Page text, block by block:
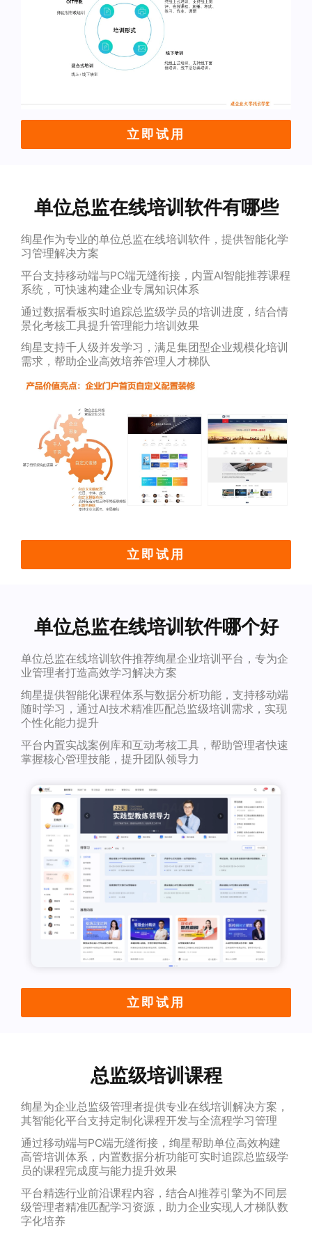
立即试用
单位总监在线培训软件有哪些
绚星作为专业的单位总监在线培训软件，提供智能化学
习管理解决方案
平台支持移动端与PC端无缝衔接，内置AI智能推荐课程
系统，可快速构建企业专属知识体系
通过数据看板实时追踪总监级学员的培训进度，结合情
景化考核工具提升管理能力培训效果
绚星支持千人级并发学习，满足集团型企业规模化培训
需求，帮助企业高效培养管理人才梯队
立即试用
单位总监在线培训软件哪个好
单位总监在线培训软件推荐绚星企业培训平台，专为企
业管理者打造高效学习解决方案
绚星提供智能化课程体系与数据分析功能，支持移动端
随时学习，通过AI技术精准匹配总监级培训需求，实现
个性化能力提升
平台内置实战案例库和互动考核工具，帮助管理者快速
掌握核心管理技能，提升团队领导力
立即试用
总监级培训课程
绚星为企业总监级管理者提供专业在线培训解决方案，
其智能化平台支持定制化课程开发与全流程学习管理
通过移动端与PC端无缝衔接，绚星帮助单位高效构建
高管培训体系，内置数据分析功能可实时追踪总监级学
员的课程完成度与能力提升效果
平台精选行业前沿课程内容，结合AI推荐引擎为不同层
级管理者精准匹配学习资源，助力企业实现人才梯队数
字化培养